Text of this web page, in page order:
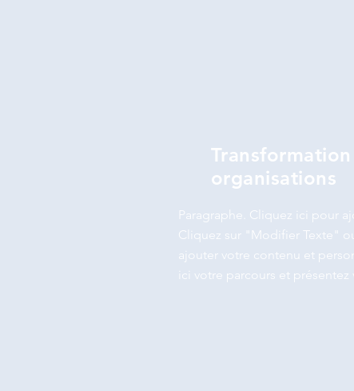
organisations
Paragraphe. Cliquez ici pour
Cliquez sur "Modifier Texte"
ajouter votre contenu et
ici votre parcours et présentez